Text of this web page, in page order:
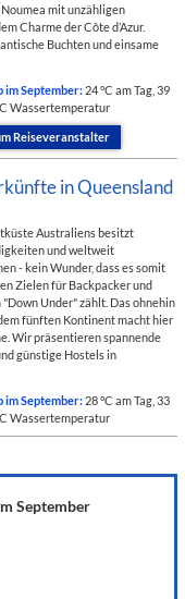
mit unzähligen
Charme der Côte d’Azur.
Buchten und einsame
September: 24 °C am Tag, 39
Wassertemperatur
Reiseveranstalter
in Queensland
Australiens besitzt
und weltweit
- kein Wunder, dass es somit
Zielen für Backpacker und
Under" zählt. Das ohnehin
fünften Kontinent macht hier
Wir präsentieren spannende
günstige Hostels in
September: 28 °C am Tag, 33
Wassertemperatur
September